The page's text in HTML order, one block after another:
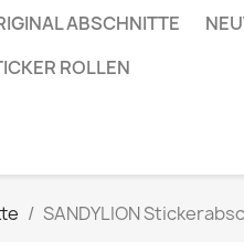
ABSCHNITTE
ROLLEN
SANDYLION